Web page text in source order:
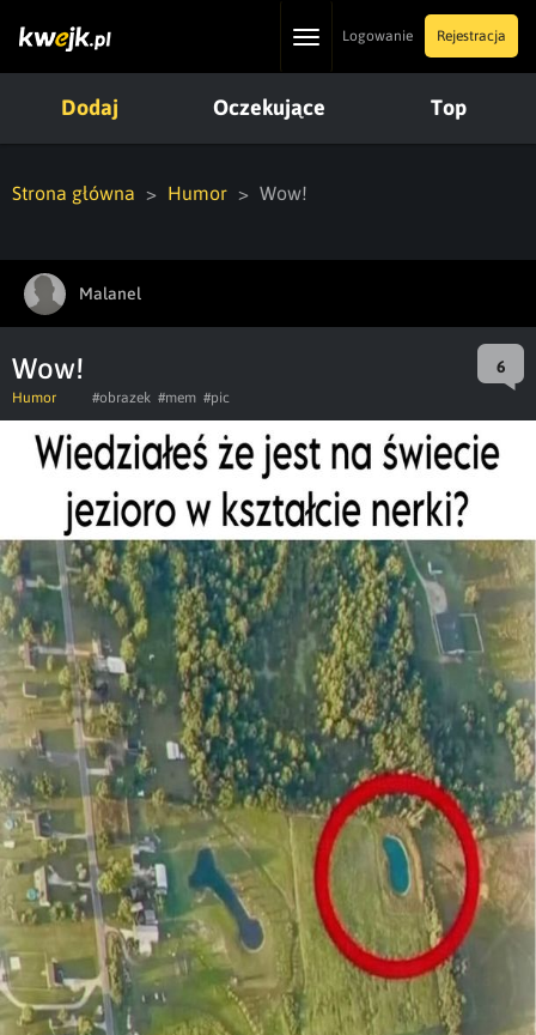
ToggleLogowanie Rejestracja
Dodaj Oczekujące Top
Strona główna Humor Wow!
Malanel
Wow! 6
Humor #obrazek #mem #pic